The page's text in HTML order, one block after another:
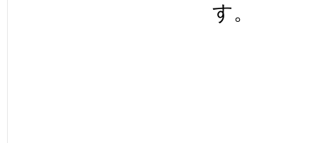
す。